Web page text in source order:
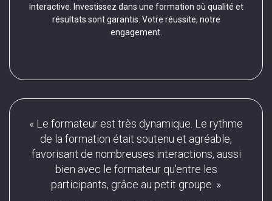
interactive. Investissez dans une formation où qualité et
résultats sont garantis. Votre réussite, notre
engagement.
« Le formateur est très dynamique. Le rythme
de la formation était soutenu et agréable,
favorisant de nombreuses interactions, aussi
bien avec le formateur qu'entre les
participants, grâce au petit groupe. »